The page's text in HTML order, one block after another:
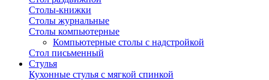
Столы-книжки
Столы журнальные
Столы компьютерные
Компьютерные столы с надстройкой
Стол письменный
Стулья
Кухонные стулья с мягкой спинкой